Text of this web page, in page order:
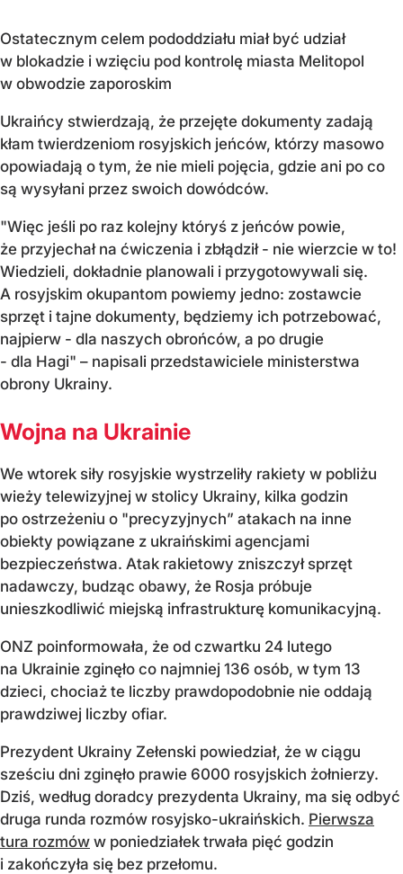
Ostatecznym celem pododdziału miał być udział
w blokadzie i wzięciu pod kontrolę miasta Melitopol
w obwodzie zaporoskim
Ukraińcy stwierdzają, że przejęte dokumenty zadają
kłam twierdzeniom rosyjskich jeńców, którzy masowo
opowiadają o tym, że nie mieli pojęcia, gdzie ani po co
są wysyłani przez swoich dowódców.
"Więc jeśli po raz kolejny któryś z jeńców powie,
że przyjechał na ćwiczenia i zbłądził - nie wierzcie w to!
Wiedzieli, dokładnie planowali i przygotowywali się.
A rosyjskim okupantom powiemy jedno: zostawcie
sprzęt i tajne dokumenty, będziemy ich potrzebować,
najpierw - dla naszych obrońców, a po drugie
- dla Hagi" – napisali przedstawiciele ministerstwa
obrony Ukrainy.
Wojna na Ukrainie
We wtorek siły rosyjskie wystrzeliły rakiety w pobliżu
wieży telewizyjnej w stolicy Ukrainy, kilka godzin
po ostrzeżeniu o "precyzyjnych” atakach na inne
obiekty powiązane z ukraińskimi agencjami
bezpieczeństwa. Atak rakietowy zniszczył sprzęt
nadawczy, budząc obawy, że Rosja próbuje
unieszkodliwić miejską infrastrukturę komunikacyjną.
ONZ poinformowała, że od czwartku 24 lutego
na Ukrainie zginęło co najmniej 136 osób, w tym 13
dzieci, chociaż te liczby prawdopodobnie nie oddają
prawdziwej liczby ofiar.
Prezydent Ukrainy Zełenski powiedział, że w ciągu
sześciu dni zginęło prawie 6000 rosyjskich żołnierzy.
Dziś, według doradcy prezydenta Ukrainy, ma się odbyć
druga runda rozmów rosyjsko-ukraińskich. Pierwsza
tura rozmów w poniedziałek trwała pięć godzin
i zakończyła się bez przełomu.